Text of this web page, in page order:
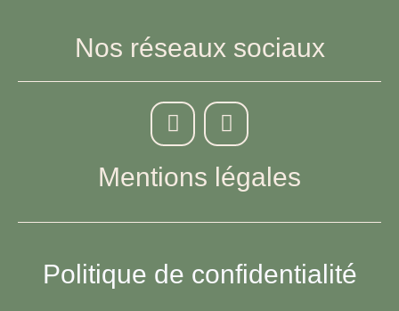
Nos réseaux sociaux
Mentions légales
Politique de confidentialité